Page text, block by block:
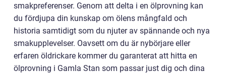
smakpreferenser. Genom att delta i en ölprovning kan
du fördjupa din kunskap om ölens mångfald och
historia samtidigt som du njuter av spännande och nya
smakupplevelser. Oavsett om du är nybörjare eller
erfaren öldrickare kommer du garanterat att hitta en
ölprovning i Gamla Stan som passar just dig och dina